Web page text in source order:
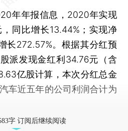
年年报信息，2020年实现
同比增长13.44%；实现净
长272.57%。根据其分红预
派发现金红利34.76元（含
亿股计算，本次分红总金
车近五年的公司利润合计为
字 订阅后继续阅读